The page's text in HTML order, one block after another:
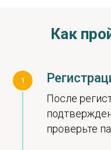
Как
1
После
проверьте